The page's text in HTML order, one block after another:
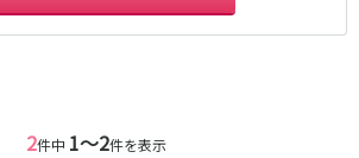
2件中 1〜2件を表示
船橋
市川・浦安
巣鴨駅